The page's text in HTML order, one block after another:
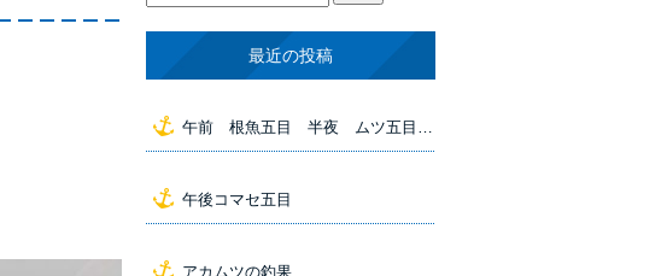
最近の投稿
午前 根魚五目 半夜 ムツ五目 の釣果
午後コマセ五目
アカムツの釣果